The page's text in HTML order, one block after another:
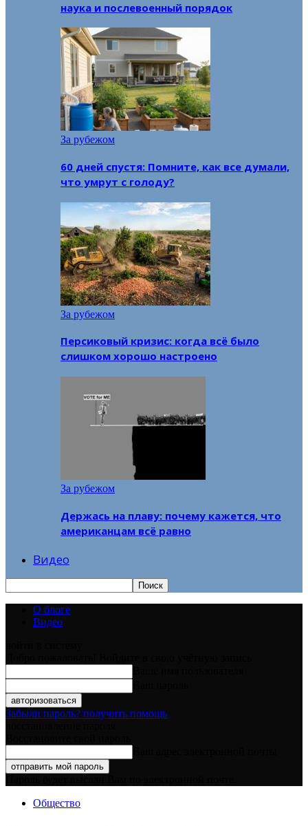
наука и послевоенный порядок
За рубежом
60 дней спустя: Помните, как все думали,
что умрут с голоду?
За рубежом
Персиковый кризис: когда всё было
слишком хорошо настроено
За рубежом
Держась на плаву: почему кажется, что
американцам всё равно
Видео
О блоге
Видео
Забыли пароль? получить помощь
Общество